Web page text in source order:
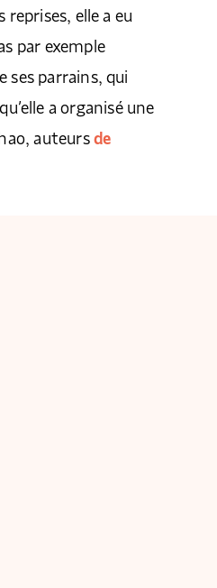
reprises, elle a eu
par exemple
ses parrains, qui
a organisé une
auteurs de